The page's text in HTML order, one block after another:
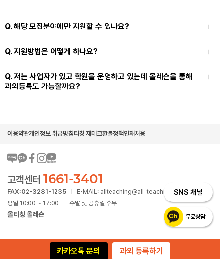
카카오톡 문의 과외 등록하기
Q. 해당 모집분야에만 지원할 수 있나요?
Q. 지원방법은 어떻게 하나요?
Q. 저는 사업자가 있고 학원을 운영하고 있는데 올레슨을 통해
과외등록도 가능할까요?
이용약관개인정보 취급방침티칭 재테크환불정책인재채용
올티칭 올레슨
고객센터 1661-3401
FAX:02-3281-1235
E-MAIL: allteaching@all-teaching.com
평일 10:00 ~ 17:00
주말 및 공휴일 휴무
SNS 채널
무료상담